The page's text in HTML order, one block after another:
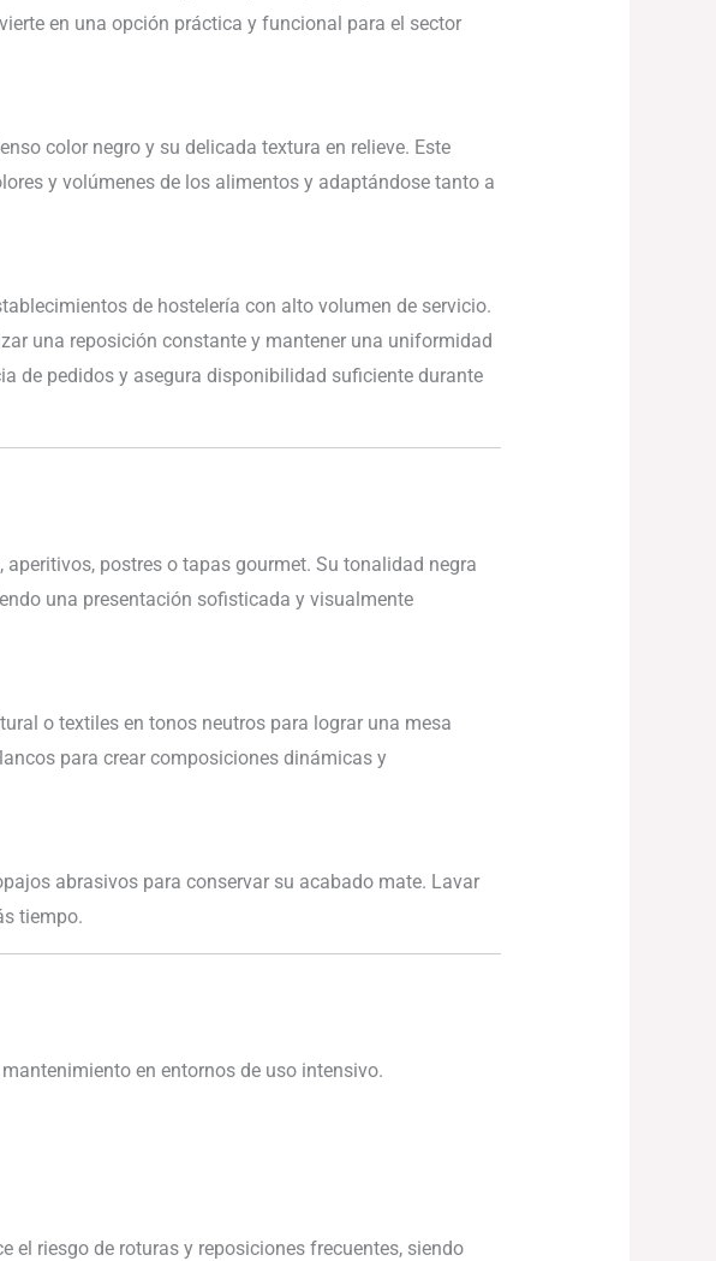
en una opción práctica y funcional para el sector
color negro y su delicada textura en relieve. Este
y volúmenes de los alimentos y adaptándose tanto a
de hostelería con alto volumen de servicio.
una reposición constante y mantener una uniformidad
de pedidos y asegura disponibilidad suficiente durante
postres o tapas gourmet. Su tonalidad negra
una presentación sofisticada y visualmente
o textiles en tonos neutros para lograr una mesa
para crear composiciones dinámicas y
abrasivos para conservar su acabado mate. Lavar
tiempo.
en entornos de uso intensivo.
el riesgo de roturas y reposiciones frecuentes, siendo